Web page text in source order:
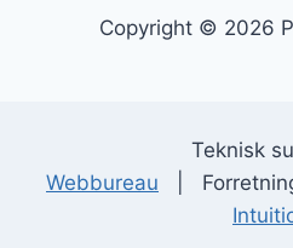
Copyright © 2026
Teknisk
Webbureau |